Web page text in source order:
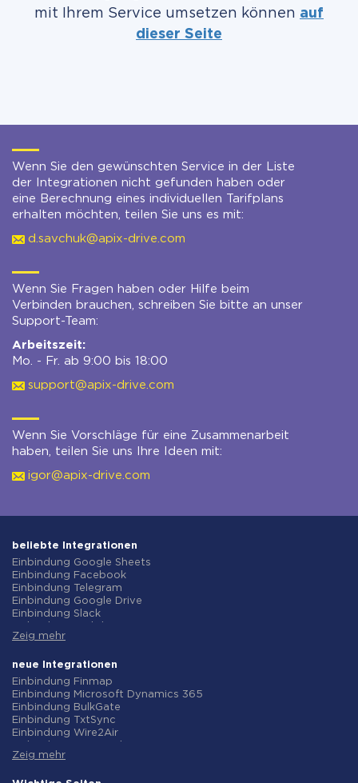
mit Ihrem Service umsetzen können auf
dieser Seite
Wenn Sie den gewünschten Service in der Liste
der Integrationen nicht gefunden haben oder
eine Berechnung eines individuellen Tarifplans
erhalten möchten, teilen Sie uns es mit:
d.savchuk@apix-drive.com
Wenn Sie Fragen haben oder Hilfe beim
Verbinden brauchen, schreiben Sie bitte an unser
Support-Team:
Arbeitszeit:
Mo. - Fr. ab 9:00 bis 18:00
support@apix-drive.com
Wenn Sie Vorschläge für eine Zusammenarbeit
haben, teilen Sie uns Ihre Ideen mit:
igor@apix-drive.com
beliebte Integrationen
Einbindung Google Sheets
Einbindung Facebook
Einbindung Telegram
Einbindung Google Drive
Einbindung Slack
Einbindung Gmail
Einbindung ClickUp
Einbindung Airtable
Einbindung Google Contacts
Einbindung OpenAI (ChatGPT)
Einbindung Instagram
Einbindung ActiveCampaign
Einbindung Typeform
Einbindung Salesforce CRM
Einbindung Notion
Zeig mehr
neue Integrationen
Einbindung Finmap
Einbindung Microsoft Dynamics 365
Einbindung BulkGate
Einbindung TxtSync
Einbindung Wire2Air
Einbindung Infobip
Zeig mehr